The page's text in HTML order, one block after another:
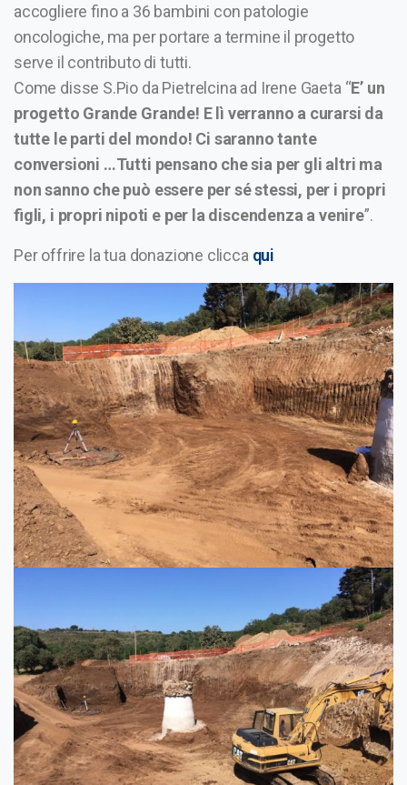
accogliere fino a 36 bambini con patologie
oncologiche, ma per portare a termine il progetto
serve il contributo di tutti.
Come disse S.Pio da Pietrelcina ad Irene Gaeta “E’ un
progetto Grande Grande! E lì verranno a curarsi da
tutte le parti del mondo! Ci saranno tante
conversioni …Tutti pensano che sia per gli altri ma
non sanno che può essere per sé stessi, per i propri
figli, i propri nipoti e per la discendenza a venire”.
Per offrire la tua donazione clicca qui